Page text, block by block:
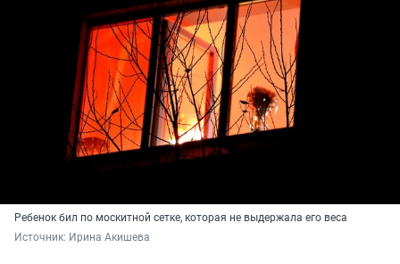
Ребенок бил по москитной сетке, которая не выдержала его веса
Источник: Ирина Акишева